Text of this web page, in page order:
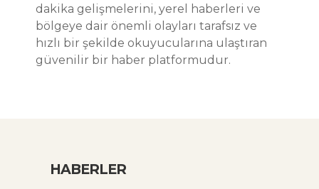
dakika gelişmelerini, yerel haberleri ve
bölgeye dair önemli olayları tarafsız ve
hızlı bir şekilde okuyucularına ulaştıran
güvenilir bir haber platformudur.
HABERLER